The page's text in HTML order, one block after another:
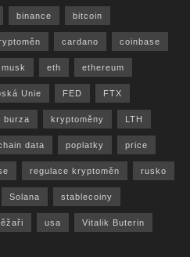
binance bitcoin
cardano coinbase
eth ethereum
Unie FED FTX
burza kryptoměny LTH
data poplatky price
regulace kryptoměn rusko
Solana stablecoiny
usa Vitalik Buterin